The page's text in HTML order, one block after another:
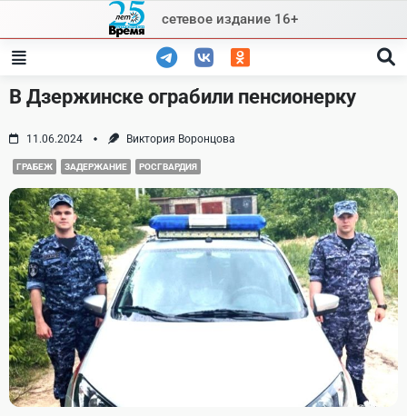
content
сетевое издание 16+
В Дзержинске ограбили пенсионерку
11.06.2024 Виктория Воронцова
ГРАБЕЖ ЗАДЕРЖАНИЕ РОСГВАРДИЯ